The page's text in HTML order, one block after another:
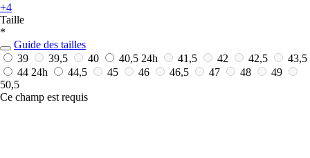
+4
Taille
*
Guide des tailles
39
39,5 40 40,5 24h 41,5 42 42,5
43,5
44 24h 44,5 45 46 46,5 47 48
49
50,5
Ce champ est requis